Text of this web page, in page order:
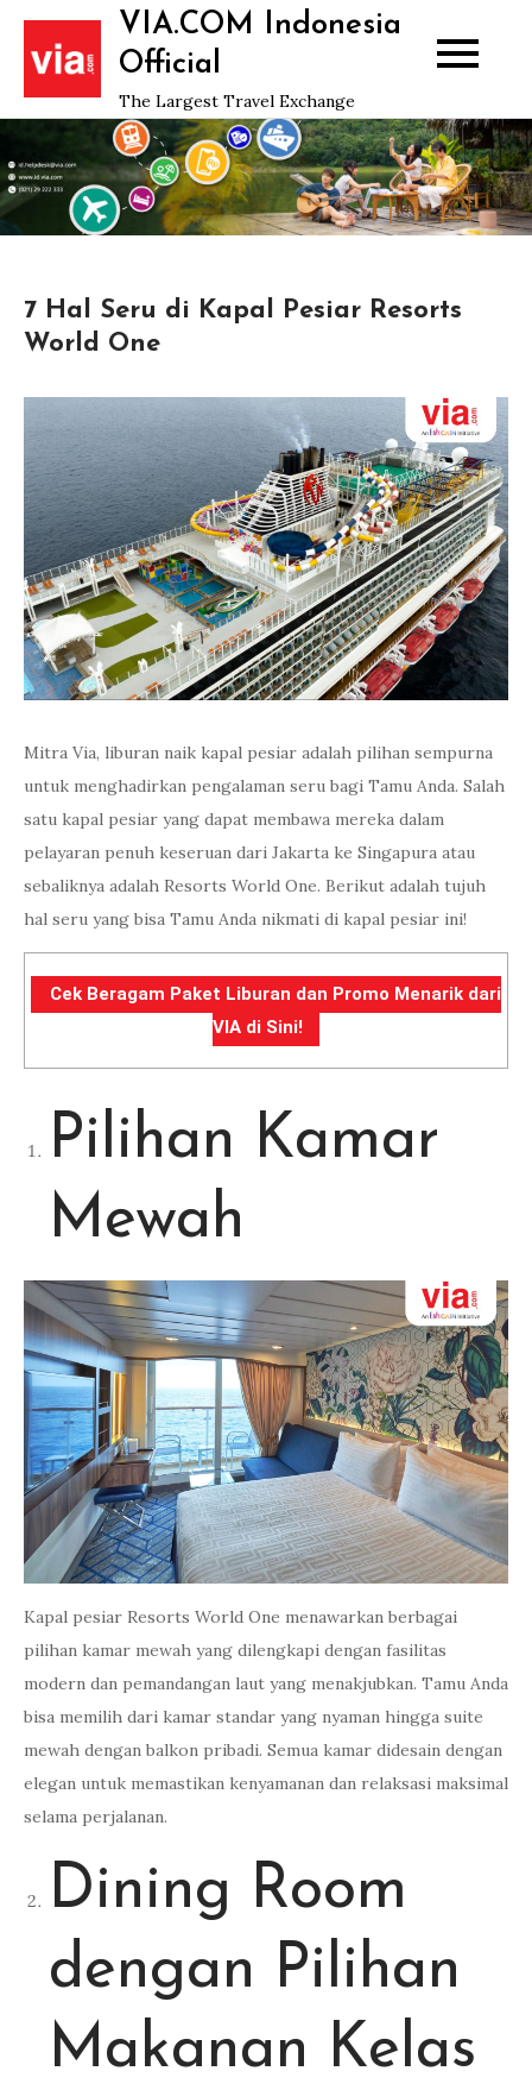
Skip
content
VIA.COM Indonesia
Official
The Largest Travel Exchange
7 Hal Seru di Kapal Pesiar Resorts
World One
Mitra Via, liburan naik kapal pesiar adalah pilihan sempurna
untuk menghadirkan pengalaman seru bagi Tamu Anda. Salah
satu kapal pesiar yang dapat membawa mereka dalam
pelayaran penuh keseruan dari Jakarta ke Singapura atau
sebaliknya adalah Resorts World One. Berikut adalah tujuh
hal seru yang bisa Tamu Anda nikmati di kapal pesiar ini!
Cek Beragam Paket Liburan dan Promo Menarik dari
VIA di Sini!
Pilihan Kamar
Mewah
Kapal pesiar Resorts World One menawarkan berbagai
pilihan kamar mewah yang dilengkapi dengan fasilitas
modern dan pemandangan laut yang menakjubkan. Tamu Anda
bisa memilih dari kamar standar yang nyaman hingga suite
mewah dengan balkon pribadi. Semua kamar didesain dengan
elegan untuk memastikan kenyamanan dan relaksasi maksimal
selama perjalanan.
Dining Room
dengan Pilihan
Makanan Kelas